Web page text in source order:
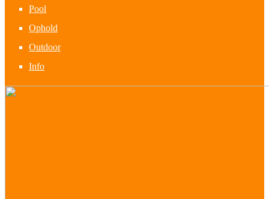
Pool
Ophold
Outdoor
Info